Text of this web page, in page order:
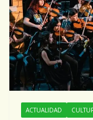
ACTUALIDAD